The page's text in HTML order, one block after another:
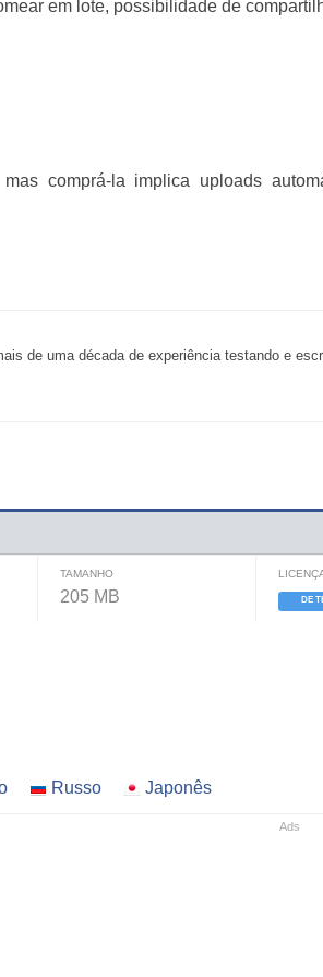
em lote, possibilidade de
comprá-la implica uploads
de uma década de experiência testando e
TAMANHO
205 MB DE
Russo Japonês